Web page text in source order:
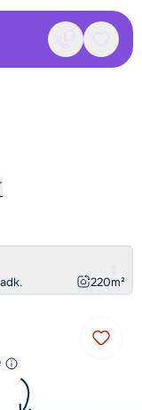
Contact
220m²